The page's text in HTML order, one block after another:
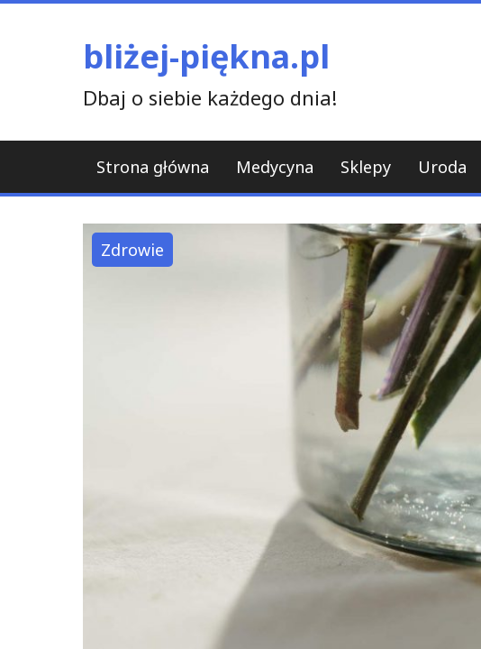
bliżej-piękna.pl
Dbaj o siebie każdego dnia!
Strona główna Medycyna Sklepy Uroda
Zdrowie